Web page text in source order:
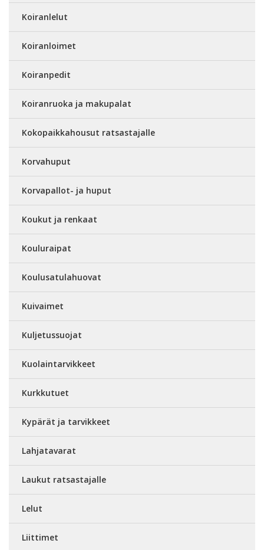
Koiranlelut
Koiranloimet
Koiranpedit
Koiranruoka ja makupalat
Kokopaikkahousut ratsastajalle
Korvahuput
Korvapallot- ja huput
Koukut ja renkaat
Kouluraipat
Koulusatulahuovat
Kuivaimet
Kuljetussuojat
Kuolaintarvikkeet
Kurkkutuet
Kypärät ja tarvikkeet
Lahjatavarat
Laukut ratsastajalle
Lelut
Liittimet